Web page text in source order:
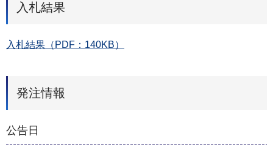
入札結果
入札結果（PDF：140KB）
発注情報
公告日